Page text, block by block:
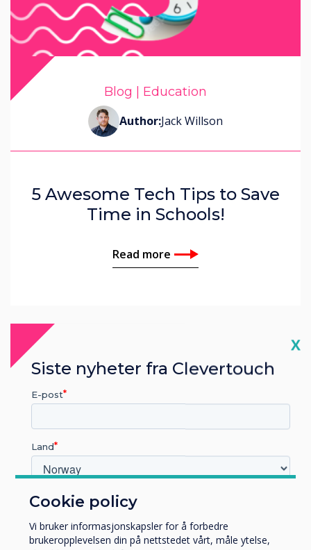
Blog | Education
Author:Jack Willson
5 Awesome Tech Tips to Save
Time in Schools!
Read more
Blog | Education
Author:Jack Willson
Cookie policy
Vi bruker informasjonskapsler for å forbedre
brukeropplevelsen din på nettstedet vårt, måle ytelse,
X
Siste nyheter fra Clevertouch
E-post
Land
Hvilken bransje jobber du i?
Företag
Övriga